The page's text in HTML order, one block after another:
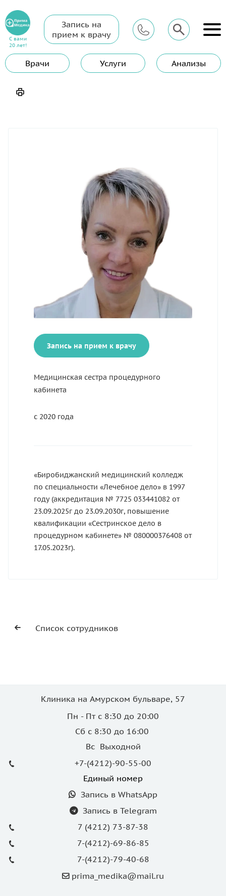
С вами
20 лет!
Запись на
прием к врачу
Врачи Услуги Анализы
Главная
Медицинские сестры
Гизатуллина Марианна Валерьевна
Гизатуллина Марианна
Валерьевна
Запись на прием к врачу
Медицинская сестра процедурного
кабинета
с 2020 года
«Биробиджанский медицинский колледж
по специальности «Лечебное дело» в 1997
году (аккредитация № 7725 033441082 от
23.09.2025г до 23.09.2030г, повышение
квалификации «Сестринское дело в
процедурном кабинете» № 080000376408 от
17.05.2023г).
Список сотрудников
Клиника на Амурском бульваре, 57
Пн - Пт с 8:30 до 20:00
Сб с 8:30 до 16:00
Вс Выходной
+7-(4212)-90-55-00
Единый номер
Запись в WhatsApp
Запись в Telegram
7 (4212) 73-87-38
7-(4212)-69-86-85
7-(4212)-79-40-68
prima_medika@mail.ru